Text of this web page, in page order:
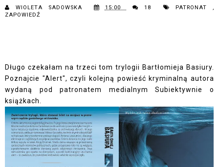
WIOLETA SADOWSKA 15:00 18 PATRONAT,
ZAPOWIEDŹ
Długo czekałam na trzeci tom trylogii Bartłomieja Basiury.
Poznajcie "Alert", czyli kolejną powieść kryminalną autora
wydaną pod patronatem medialnym Subiektywnie o
książkach.